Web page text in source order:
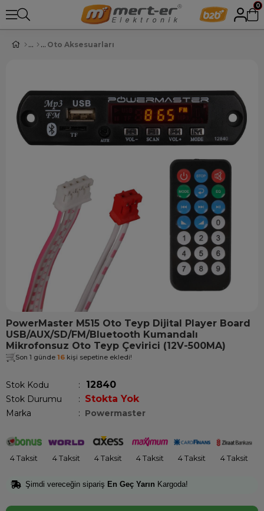
0
Oto Aksesuarları
PowerMaster M515 Oto Teyp Dijital Player Board
USB/AUX/SD/FM/Bluetooth Kumandalı
Mikrofonsuz Oto Teyp Çevirici (12V-500MA)
Son 1 günde 16 kişi sepetine ekledi!
Stok Kodu 12840
Stok Durumu : Stokta Yok
Marka : Powermaster
4 Taksit 4 Taksit 4 Taksit 4 Taksit 4 Taksit 4 Taksit
Şimdi vereceğin sipariş En Geç Yarın Kargoda!